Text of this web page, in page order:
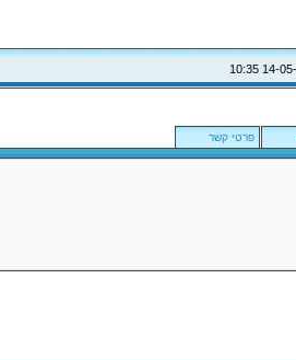
10:35
פרטי קשר